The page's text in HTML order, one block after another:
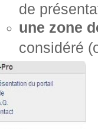
de
une zone
considéré